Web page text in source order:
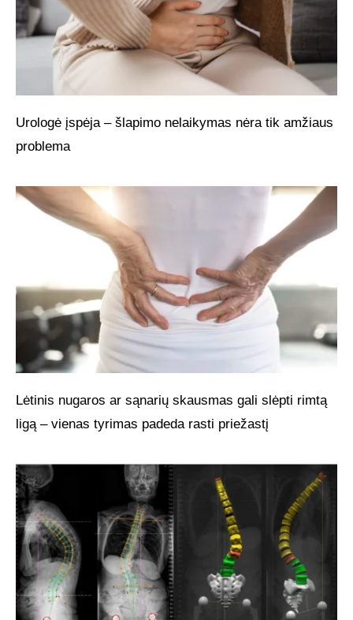
Urologė įspėja – šlapimo nelaikymas nėra tik amžiaus
problema
Lėtinis nugaros ar sąnarių skausmas gali slėpti rimtą
ligą – vienas tyrimas padeda rasti priežastį